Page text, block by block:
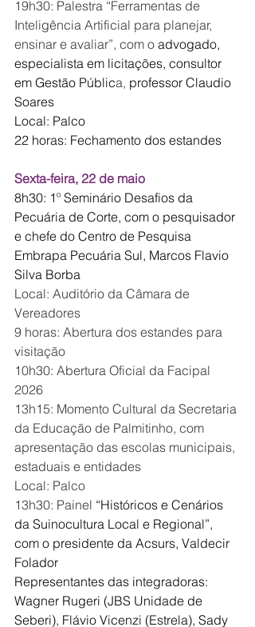
19h30: Palestra “Ferramentas de
Inteligência Artificial para planejar,
ensinar e avaliar”, com o advogado,
especialista em licitações, consultor
em Gestão Pública, professor Claudio
Soares
Local: Palco
22 horas: Fechamento dos estandes
Sexta-feira, 22 de maio
8h30: 1º Seminário Desafios da
Pecuária de Corte, com o pesquisador
e chefe do Centro de Pesquisa
Embrapa Pecuária Sul, Marcos Flavio
Silva Borba
Local: Auditório da Câmara de
Vereadores
9 horas: Abertura dos estandes para
visitação
10h30: Abertura Oficial da Facipal
2026
13h15: Momento Cultural da Secretaria
da Educação de Palmitinho, com
apresentação das escolas municipais,
estaduais e entidades
Local: Palco
13h30: Painel “Históricos e Cenários
da Suinocultura Local e Regional”,
com o presidente da Acsurs, Valdecir
Folador
Representantes das integradoras:
Wagner Rugeri (JBS Unidade de
Seberi), Flávio Vicenzi (Estrela), Sady